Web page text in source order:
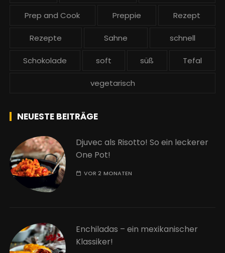
Prep and Cook Preppie Rezept
Rezepte Sahne schnell
Schokolade soft süß Tefal
vegetarisch
NEUESTE BEITRÄGE
Djuvec als Risotto! So ein leckerer
One Pot!
VOR 2 MONATEN
Enchiladas – ein mexikanischer
Klassiker!